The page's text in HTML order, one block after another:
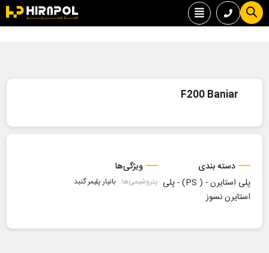
F200 Baniar
دسته بندی
پلی استایرن - ( PS)
-پلی
استایرن نسوز
ویژگی‌ها
پتروشیمی‌ها: بانیار پلیمر گنبد